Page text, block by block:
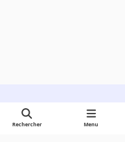
Rechercher Menu